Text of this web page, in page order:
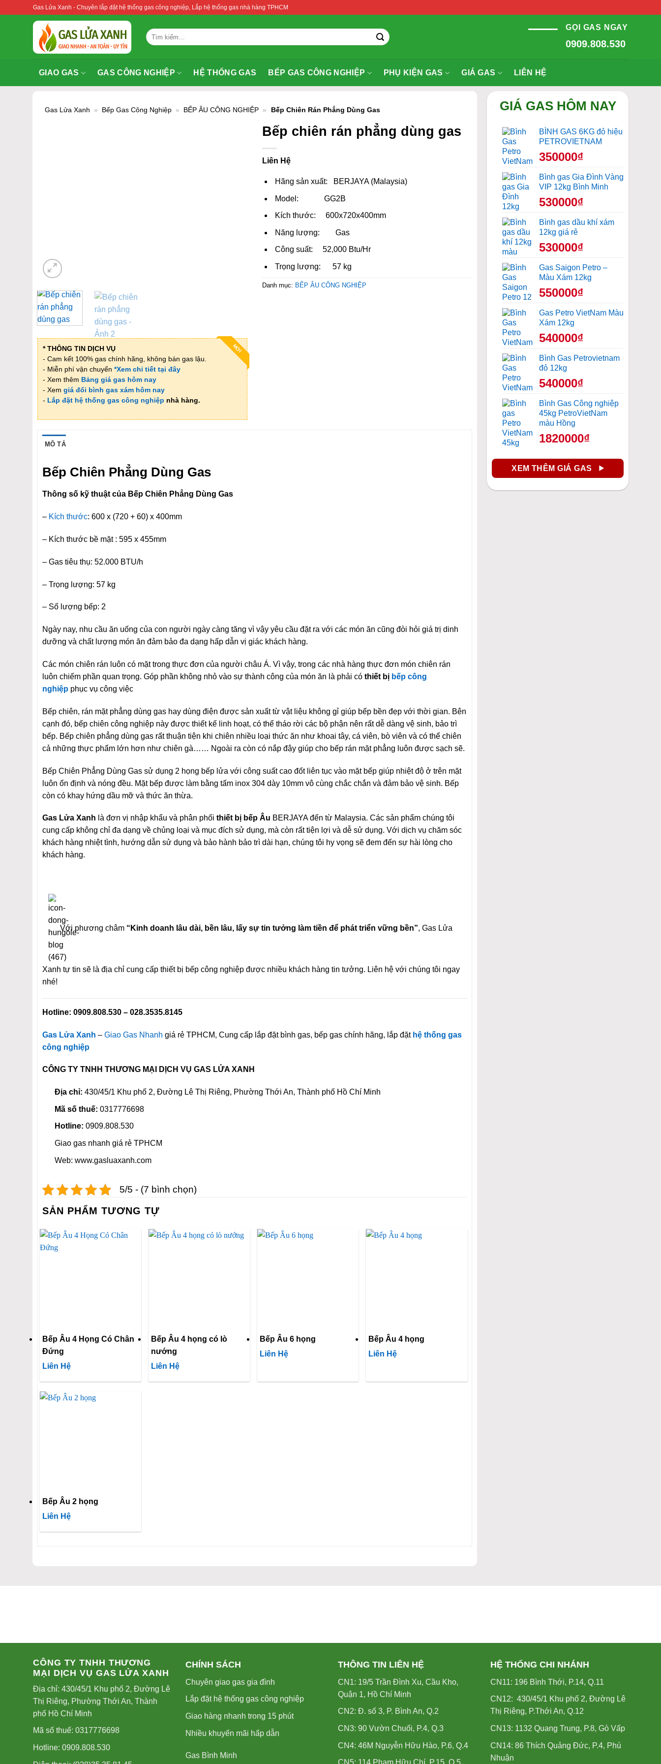
Gas Lửa Xanh - Chuyên lắp đặt hệ thống gas công nghiệp, Lắp hệ thống gas nhà hàng TPHCM
Tìm
kiếm:
GỌI GAS NGAY
0909.808.530
GIAO GAS GAS CÔNG NGHIỆP HỆ THỐNG GAS BẾP GAS CÔNG NGHIỆP PHỤ KIỆN GAS GIÁ GAS LIÊN HỆ
Gas Lửa Xanh » Bếp Gas Công Nghiệp » BẾP ÂU CÔNG NGHIỆP » Bếp Chiên Rán Phẳng Dùng Gas
MỚI
* THÔNG TIN DỊCH VỤ
- Cam kết 100% gas chính hãng, không bán gas lậu.
- Miễn phí vận chuyển *Xem chi tiết tại đây
- Xem thêm Bảng giá gas hôm nay
- Xem giá đổi bình gas xám hôm nay
- Lắp đặt hệ thống gas công nghiệp nhà hàng.
Bếp chiên rán phẳng dùng gas
Liên Hệ
Hãng sản xuất: BERJAYA (Malaysia)
Model: GG2B
Kích thước: 600x720x400mm
Năng lượng: Gas
Công suất: 52,000 Btu/Hr
Trọng lượng: 57 kg
Danh mục: BẾP ÂU CÔNG NGHIỆP
MÔ TẢ
Bếp Chiên Phẳng Dùng Gas
Thông số kỹ thuật của Bếp Chiên Phẳng Dùng Gas
– Kích thước: 600 x (720 + 60) x 400mm
– Kích thước bề mặt : 595 x 455mm
– Gas tiêu thụ: 52.000 BTU/h
– Trọng lượng: 57 kg
– Số lượng bếp: 2
Ngày nay, nhu cầu ăn uống của con người ngày càng tăng vì vậy yêu cầu đặt ra với các món ăn cũng đòi hỏi giá trị dinh
dưỡng và chất lượng món ăn đảm bảo đa dạng hấp dẫn vị giác khách hàng.
Các món chiên rán luôn có mặt trong thực đơn của người châu Á. Vì vậy, trong các nhà hàng thực đơn món chiên rán
luôn chiếm phần quan trọng. Góp phần không nhỏ vào sự thành công của món ăn là phải có thiết bị bếp công
nghiệpphục vụ công việc
Bếp chiên, rán mặt phẳng dùng gas hay dùng điện được sản xuất từ vật liệu không gỉ giúp bếp bền đẹp với thời gian. Bên
cạnh đó, bếp chiên công nghiệp này được thiết kế linh hoạt, có thể tháo rời các bộ phận nên rất dễ dàng vệ sinh, bảo trì
bếp. Bếp chiên phẳng dùng gas rất thuận tiện khi chiên nhiều loại thức ăn như khoai tây, cá viên, bò viên và có thể chiên
cả những thực phẩm lớn hơn như chiên gà…… Ngoài ra còn có nắp đậy giúp cho bếp rán mặt phẳng luôn được sạch sẽ.
Bếp Chiên Phẳng Dùng Gas sử dụng 2 họng bếp lửa với công suất cao đốt liên tục vào mặt bếp giúp nhiệt độ ở trên mặt
luôn ổn định và nóng đều. Mặt bếp được làm bằng tấm inox 304 dày 10mm vô cùng chắc chắn và đảm bảo vệ sinh. Bếp
còn có khay hứng dầu mỡ và thức ăn thừa.
Gas Lửa Xanh là đơn vị nhập khẩu và phân phối thiết bị bếp Âu BERJAYA đến từ Malaysia. Các sản phẩm chúng tôi
cung cấp không chỉ đa dạng về chủng loại và mục đích sử dụng, mà còn rất tiện lợi và dễ sử dụng. Với dịch vụ chăm sóc
khách hàng nhiệt tình, hướng dẫn sử dụng và bảo hành bảo trì dài hạn, chúng tôi hy vọng sẽ đem đến sự hài lòng cho
khách hàng.
Với phương châm “Kinh doanh lâu dài, bền lâu, lấy sự tin tưởng làm tiền để phát triển vững bền”, Gas Lửa
Xanh tự tin sẽ là địa chỉ cung cấp thiết bị bếp công nghiệp được nhiều khách hàng tin tưởng. Liên hệ với chúng tôi ngay
nhé!
Hotline: 0909.808.530– 028.3535.8145
Gas Lửa Xanh – Giao Gas Nhanh giá rẻ TPHCM, Cung cấp lắp đặt bình gas, bếp gas chính hãng, lắp đặt hệ thống gas
công nghiệp
CÔNG TY TNHH THƯƠNG MẠI DỊCH VỤ GAS LỬA XANH
Địa chỉ: 430/45/1 Khu phố 2, Đường Lê Thị Riêng, Phường Thới An, Thành phố Hồ Chí Minh
Mã số thuế: 0317776698
Hotline: 0909.808.530
Giao gas nhanh giá rẻ TPHCM
Web: www.gasluaxanh.com
5/5 - (7 bình chọn)
SẢN PHẨM TƯƠNG TỰ
Bếp Âu 4 Họng Có Chân
Đứng
Liên Hệ
Bếp Âu 4 họng có lò
nướng
Liên Hệ
Bếp Âu 6 họng
Liên Hệ
Bếp Âu 4 họng
Liên Hệ
Bếp Âu 2 họng
Liên Hệ
GIÁ GAS HÔM NAY
BÌNH GAS 6KG đỏ hiệu
PETROVIETNAM
350000₫
Bình gas Gia Đình Vàng
VIP 12kg Bình Minh
530000₫
Bình gas dầu khí xám
12kg giá rẻ
530000₫
Gas Saigon Petro –
Màu Xám 12kg
550000₫
Gas Petro VietNam Màu
Xám 12kg
540000₫
Bình Gas Petrovietnam
đỏ 12kg
540000₫
Bình Gas Công nghiệp
45kg PetroVietNam
màu Hồng
1820000₫
XEM THÊM GIÁ GAS
CÔNG TY TNHH THƯƠNG
MẠI DỊCH VỤ GAS LỬA XANH
Địa chỉ: 430/45/1 Khu phố 2, Đường Lê
Thị Riêng, Phường Thới An, Thành
phố Hồ Chí Minh
Mã số thuế: 0317776698
Hotline: 0909.808.530
CHÍNH SÁCH
Chuyên giao gas gia đình
Lắp đặt hệ thống gas công nghiệp
Giao hàng nhanh trong 15 phút
Nhiều khuyến mãi hấp dẫn
Gas Bình Minh
THÔNG TIN LIÊN HỆ
CN1: 19/5 Trần Đình Xu, Cầu Kho,
Quận 1, Hồ Chí Minh
CN2: Đ. số 3, P. Bình An, Q.2
CN3: 90 Vườn Chuối, P.4, Q.3
CN4: 46M Nguyễn Hữu Hào, P.6, Q.4
HỆ THỐNG CHI NHÁNH
CN11: 196 Bình Thới, P.14, Q.11
CN12: 430/45/1 Khu phố 2, Đường Lê
Thị Riêng, P.Thới An, Q.12
CN13: 1132 Quang Trung, P.8, Gò Vấp
CN14: 86 Thích Quảng Đức, P.4, Phú
Nhuận